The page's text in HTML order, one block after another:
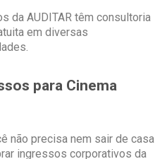
da AUDITAR têm consultoria
em diversas
para Cinema
não precisa nem sair de casa
ingressos corporativos da